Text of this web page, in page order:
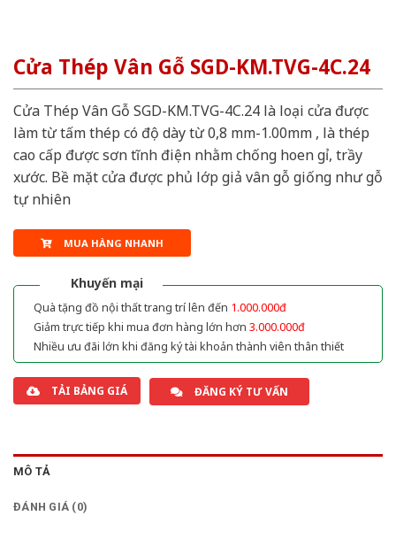
Cửa Thép Vân Gỗ SGD-KM.TVG-4C.24
Cửa Thép Vân Gỗ SGD-KM.TVG-4C.24 là loại cửa được
làm từ tấm thép có độ dày từ 0,8 mm-1.00mm , là thép
cao cấp được sơn tĩnh điện nhằm chống hoen gỉ, trầy
xước. Bề mặt cửa được phủ lớp giả vân gỗ giống như gỗ
tự nhiên
MUA HÀNG NHANH
Khuyến mại
Quà tặng đồ nội thất trang trí lên đến 1.000.000đ
Giảm trực tiếp khi mua đơn hàng lớn hơn 3.000.000đ
Nhiều ưu đãi lớn khi đăng ký tài khoản thành viên thân thiết
TẢI BẢNG GIÁ ĐĂNG KÝ TƯ VẤN
MÔ TẢ
ĐÁNH GIÁ (0)